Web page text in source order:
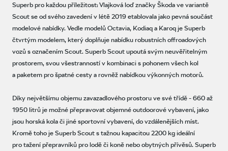
Superb pro každou příležitost: Vlajková loď značky Škoda ve variantě
Scout se od svého zavedení v létě 2019 etablovala jako pevná součást
modelové nabídky. Vedle modelů Octavia, Kodiaq a Karoq je Superb
čtvrtým modelem, který doplňuje nabídku robustních offroadových
vozů s označením Scout. Superb Scout upoutá svým neuvěřitelným
prostorem, svou všestranností v kombinaci s pohonem všech kol
a paketem pro špatné cesty a rovněž nabídkou výkonných motorů.
Díky největšímu objemu zavazadlového prostoru ve své třídě - 660 až
1950 litrů je možné přepravovat objemné outdoorové vybavení, jako
jsou horská kola či jiné sportovní vybavení, do vzdálenějších míst.
Kromě toho je Superb Scout s tažnou kapacitou 2200 kg ideální
pro tažení přepravníků pro lodě či koně nebo obytných přívěsů. Superb